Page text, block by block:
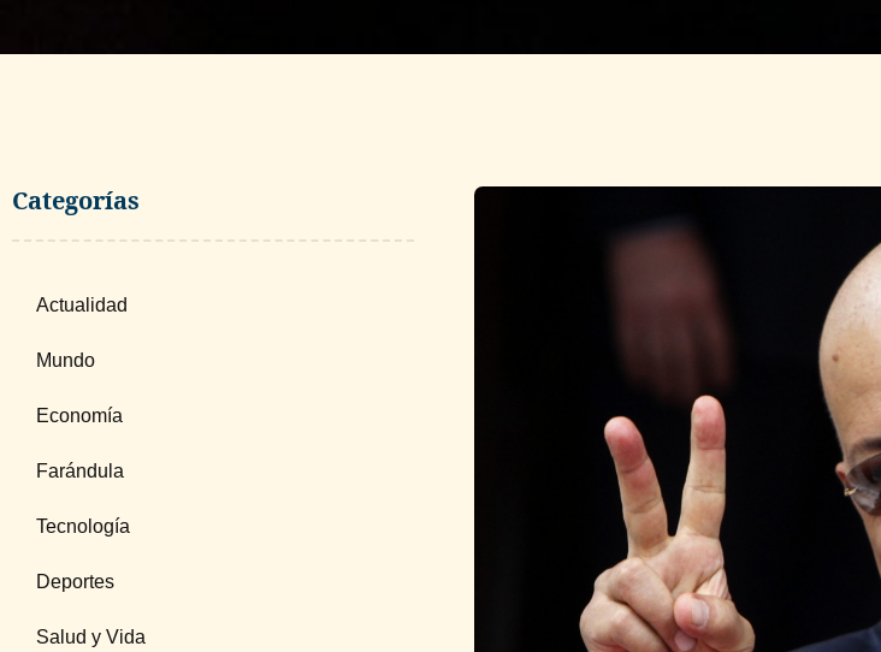
Categorías
Actualidad
Mundo
Economía
Farándula
Tecnología
Deportes
Salud y Vida